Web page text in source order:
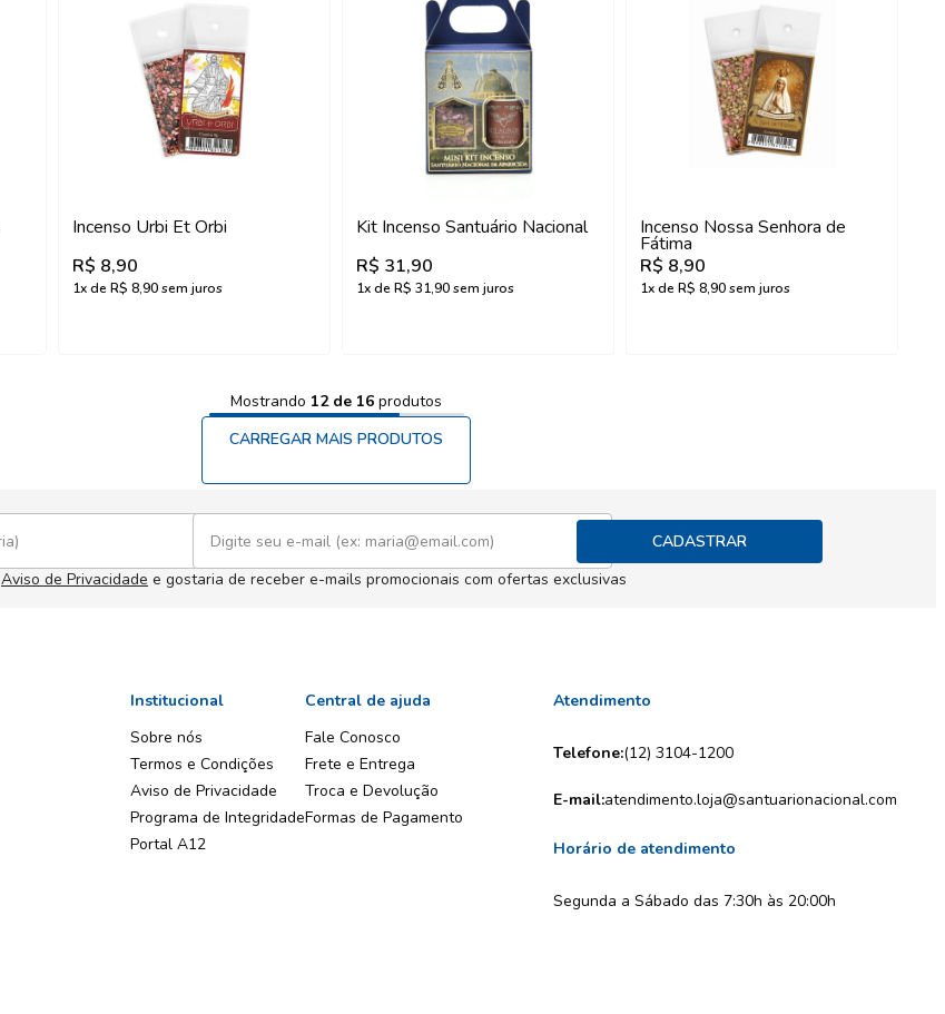
Incenso Urbi Et Orbi
R$ 8,90
1x de R$ 8,90sem juros
Kit Incenso Santuário Nacional
R$ 31,90
1x de R$ 31,90sem juros
Incenso Nossa Senhora de
Fátima
R$ 8,90
1x de R$ 8,90sem juros
Mostrando 12de 16 produtos
CARREGAR MAIS PRODUTOS
CADASTRAR
Aviso de Privacidade e gostaria de receber e-mails promocionais com ofertas exclusivas
Institucional
Sobre nós
Termos e Condições
Aviso de Privacidade
Programa de Integridade
Portal A12
Central de ajuda
Fale Conosco
Frete e Entrega
Troca e Devolução
Formas de Pagamento
Atendimento
Telefone:(12) 3104-1200
E-mail:atendimento.loja@santuarionacional.com
Horário de atendimento
Segunda a Sábado das 7:30h às 20:00h